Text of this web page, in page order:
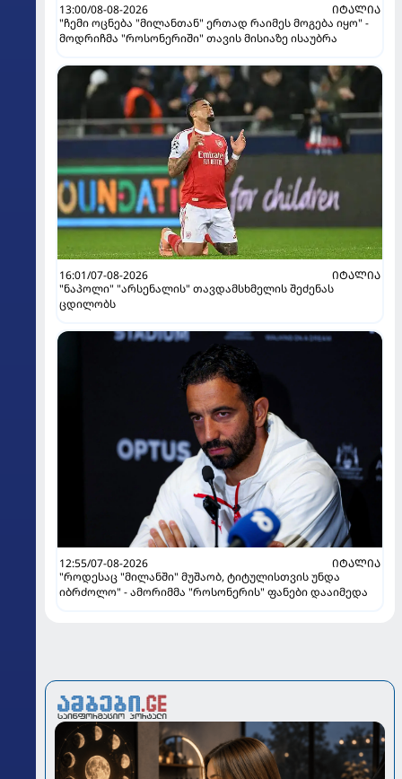
13:00/08-08-2026
ᲘᲢᲐᲚᲘᲐ
"ჩემი ოცნება "მილანთან" ერთად რაიმეს მოგება იყო" -
მოდრიჩმა "როსონერიში" თავის მისიაზე ისაუბრა
16:01/07-08-2026
ᲘᲢᲐᲚᲘᲐ
"ნაპოლი" "არსენალის" თავდამსხმელის შეძენას
ცდილობს
12:55/07-08-2026
ᲘᲢᲐᲚᲘᲐ
"როდესაც "მილანში" მუშაობ, ტიტულისთვის უნდა
იბრძოლო" - ამორიმმა "როსონერის" ფანები დააიმედა